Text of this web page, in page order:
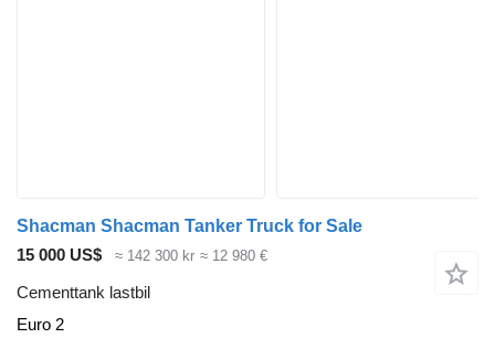
Shacman Shacman Tanker Truck for Sale
15 000 US$
≈ 142 300 kr ≈ 12 980 €
Cementtank lastbil
Euro 2